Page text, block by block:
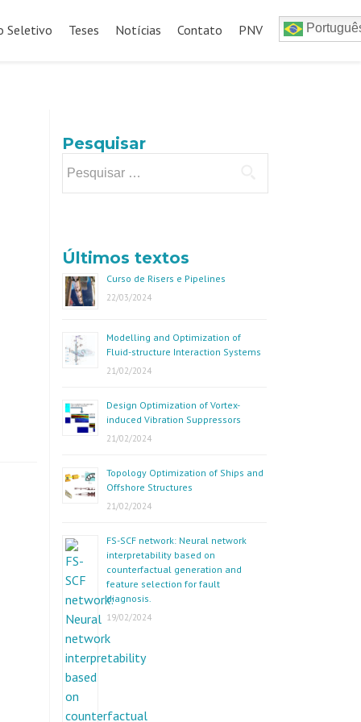
Seletivo Teses Notícias Contato PNV
Pesquisar
por:
Últimos textos
Curso de Risers e Pipelines
22/03/2024
Modelling and Optimization of
Fluid-structure Interaction Systems
21/02/2024
Design Optimization of Vortex-
induced Vibration Suppressors
21/02/2024
Topology Optimization of Ships and
Offshore Structures
21/02/2024
FS-SCF network: Neural network
interpretability based on
counterfactual generation and
feature selection for fault
diagnosis.
19/02/2024